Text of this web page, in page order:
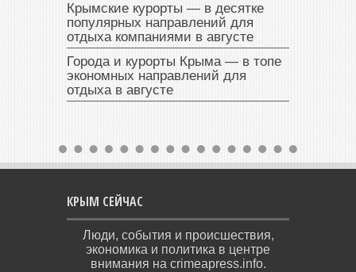
Крымские курорты — в десятке
популярных направлений для
отдыха компаниями в августе
Города и курорты Крыма — в топе
экономных направлений для
отдыха в августе
КРЫМ СЕЙЧАС
Люди, события и происшествия,
экономика и политика в центре
внимания на crimeapress.info.